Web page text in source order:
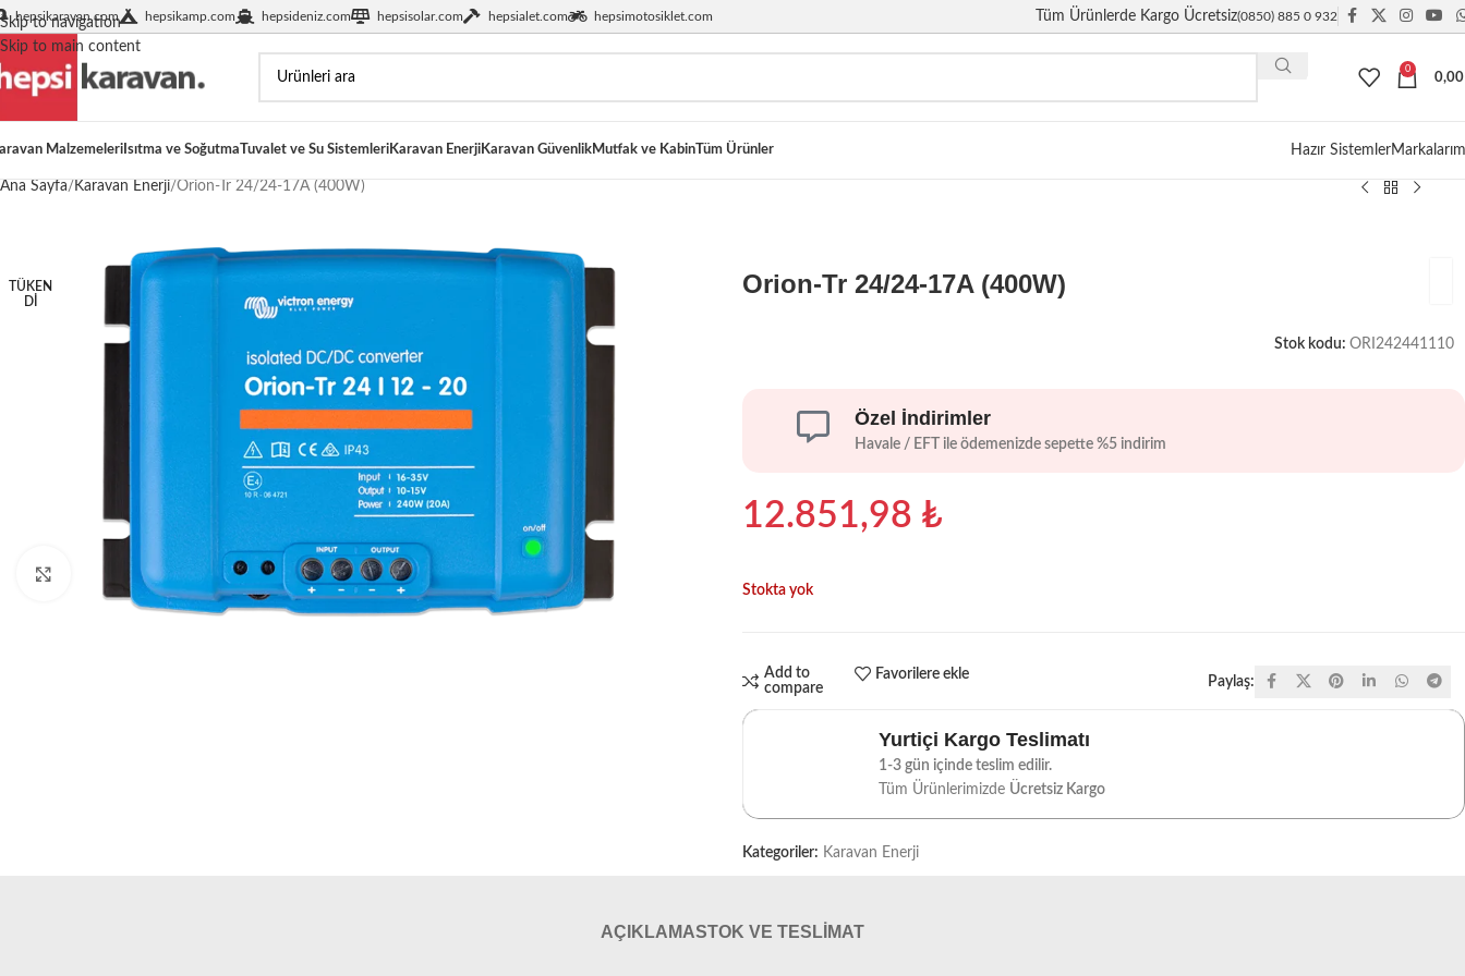
Skip to navigation
Skip to main content
hepsikaravan.com hepsikamp.com hepsideniz.com hepsisolar.com hepsialet.com hepsimotosiklet.com Tüm Ürünlerde Kargo Ücretsiz(0850) 885 0 932
0
Malzemeleri Isıtma ve SoğutmaTuvalet ve Su SistemleriKaravan EnerjiKaravan GüvenlikMutfak ve KabinTüm Ürünler Hazır Sistemler
Ana Sayfa Karavan Enerji Orion-Tr 24/24-17A (400W)
TÜKEN
DI
Büyütmek için tıklayın
Orion-Tr 24/24-17A (400W)
Stok kodu: ORI242441110
Özel İndirimler
Havale / EFT ile ödemenizde sepette %5 indirim
12.851,98 ₺
Stokta yok
Add to
compare
Favorilere ekle
Paylaş:
Yurtiçi Kargo Teslimatı
1-3 gün içinde teslim edilir.
Tüm Ürünlerimizde Ücretsiz Kargo
Kategoriler: Karavan Enerji
AÇIKLAMASTOK VE TESLIMAT